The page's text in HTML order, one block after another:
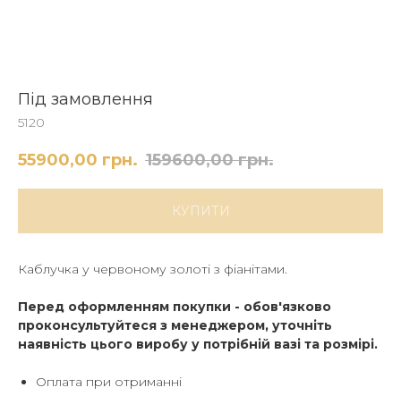
Під замовлення
5120
55900,00 грн. 159600,00 грн.
КУПИТИ
Каблучка у червоному золоті з фіанітами.
Перед оформленням покупки - обов'язково
проконсультуйтеся з менеджером, уточніть
наявність цього виробу у потрібній вазі та розмірі.
Оплата при отриманні